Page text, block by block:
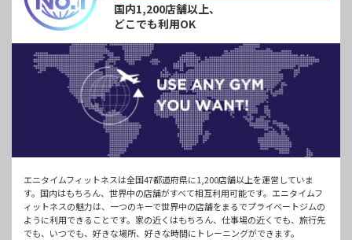
国内1,200店舗以上、
どこでも利用OK
エニタイムフィットネスは全国47都道府県に1,200店舗以上を運営していま
す。国内はもちろん、世界中の店舗がすべて相互利用可能です。エニタイムフ
ィットネスの魅力は、一つのキーで世界中の店舗をまるでプライベートジムの
ように利用できることです。家の近くはもちろん、仕事場の近くでも、旅行先
でも、いつでも、好きな場所、好きな時間にトレーニングができます。